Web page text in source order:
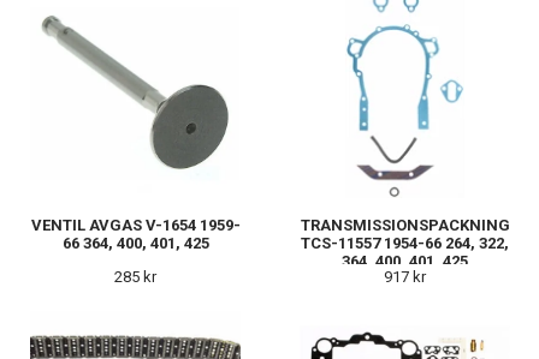
VENTIL AVGAS V-1654 1959-
66 364, 400, 401, 425
285 kr
TRANSMISSIONSPACKNING
TCS-11557 1954-66 264, 322,
364, 400, 401, 425
917 kr